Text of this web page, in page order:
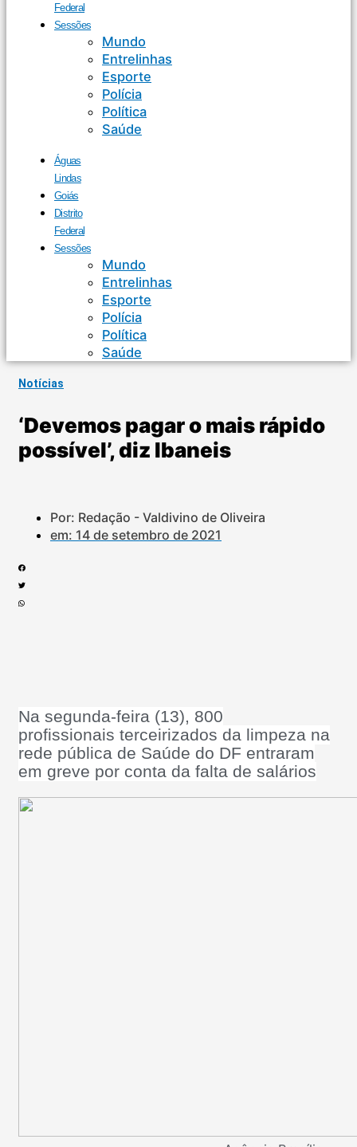
Federal
Sessões
Mundo
Entrelinhas
Esporte
Polícia
Política
Saúde
Águas
Lindas
Goiás
Distrito
Federal
Sessões
Mundo
Entrelinhas
Esporte
Polícia
Política
Saúde
Notícias
‘Devemos pagar o mais rápido
possível’, diz Ibaneis
Por: Redação - Valdivino de Oliveira
em: 14 de setembro de 2021
Na segunda-feira (13), 800
profissionais terceirizados da limpeza na
rede pública de Saúde do DF entraram
em greve por conta da falta de salários